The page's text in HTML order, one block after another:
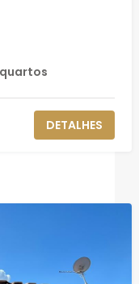
DETALHES